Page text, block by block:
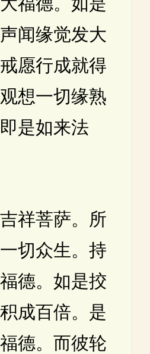
闻缘觉发大
愿行成就得
想一切缘熟
是如来法
菩萨。所
切众生。持
德。如是挍
成百倍。是
德。而彼轮